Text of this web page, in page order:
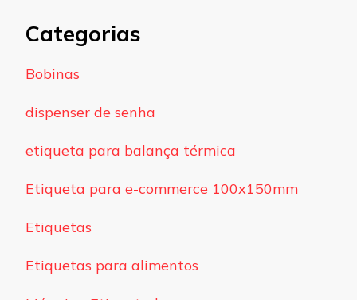
Categorias
Bobinas
dispenser de senha
etiqueta para balança térmica
Etiqueta para e-commerce 100x150mm
Etiquetas
Etiquetas para alimentos